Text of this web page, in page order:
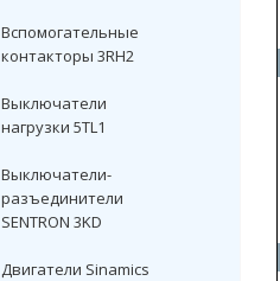
Вспомогательные
контакторы 3RH2
Выключатели
нагрузки 5TL1
Выключатели-
разъединители
SENTRON 3KD
Двигатели Sinamics